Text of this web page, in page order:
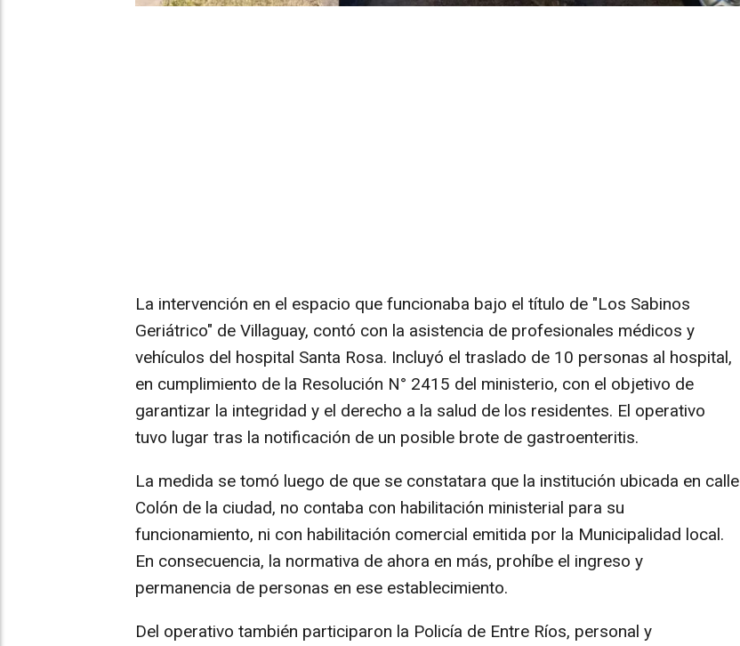
La intervención en el espacio que funcionaba bajo el título de "Los Sabinos
Geriátrico" de Villaguay, contó con la asistencia de profesionales médicos y
vehículos del hospital Santa Rosa. Incluyó el traslado de 10 personas al hospital,
en cumplimiento de la Resolución N° 2415 del ministerio, con el objetivo de
garantizar la integridad y el derecho a la salud de los residentes. El operativo
tuvo lugar tras la notificación de un posible brote de gastroenteritis.
La medida se tomó luego de que se constatara que la institución ubicada en calle
Colón de la ciudad, no contaba con habilitación ministerial para su
funcionamiento, ni con habilitación comercial emitida por la Municipalidad local.
En consecuencia, la normativa de ahora en más, prohíbe el ingreso y
permanencia de personas en ese establecimiento.
Del operativo también participaron la Policía de Entre Ríos, personal y